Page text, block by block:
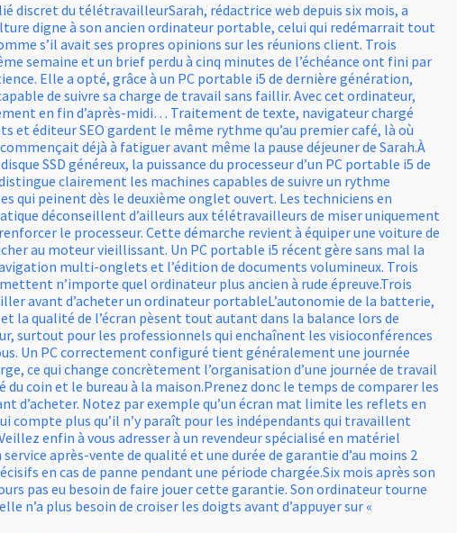
discret du télétravailleurSarah, rédactrice web depuis six mois, a
digne à son ancien ordinateur portable, celui qui redémarrait tout
s’il avait ses propres opinions sur les réunions client. Trois
semaine et un brief perdu à cinq minutes de l’échéance ont fini par
Elle a opté, grâce à un PC portable i5 de dernière génération,
de suivre sa charge de travail sans faillir. Avec cet ordinateur,
en fin d’après-midi… Traitement de texte, navigateur chargé
et éditeur SEO gardent le même rythme qu’au premier café, là où
déjà à fatiguer avant même la pause déjeuner de Sarah.À
SSD généreux, la puissance du processeur d’un PC portable i5 de
clairement les machines capables de suivre un rythme
qui peinent dès le deuxième onglet ouvert. Les techniciens en
déconseillent d’ailleurs aux télétravailleurs de miser uniquement
le processeur. Cette démarche revient à équiper une voiture de
au moteur vieillissant. Un PC portable i5 récent gère sans mal la
multi-onglets et l’édition de documents volumineux. Trois
n’importe quel ordinateur plus ancien à rude épreuve.Trois
avant d’acheter un ordinateur portableL’autonomie de la batterie,
la qualité de l’écran pèsent tout autant dans la balance lors de
surtout pour les professionnels qui enchaînent les visioconférences
Un PC correctement configuré tient généralement une journée
ce qui change concrètement l’organisation d’une journée de travail
du coin et le bureau à la maison.Prenez donc le temps de comparer les
d’acheter. Notez par exemple qu’un écran mat limite les reflets en
compte plus qu’il n’y paraît pour les indépendants qui travaillent
enfin à vous adresser à un revendeur spécialisé en matériel
après-vente de qualité et une durée de garantie d’au moins 2
en cas de panne pendant une période chargée.Six mois après son
pas eu besoin de faire jouer cette garantie. Son ordinateur tourne
n’a plus besoin de croiser les doigts avant d’appuyer sur «